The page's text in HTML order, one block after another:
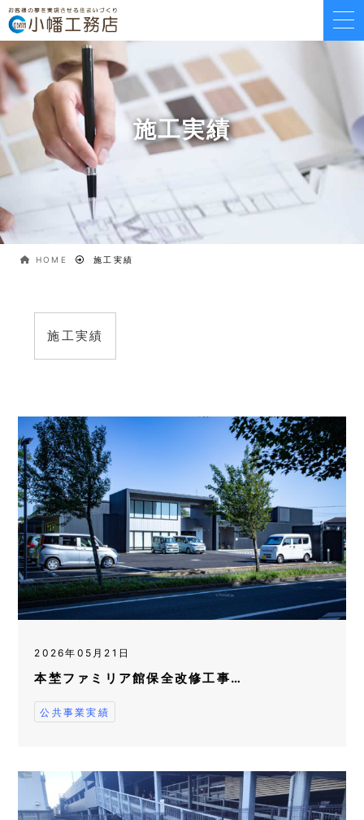
施工実績
HOME 施工実績
施工実績
2026年05月21日
本埜ファミリア館保全改修工事…
公共事業実績